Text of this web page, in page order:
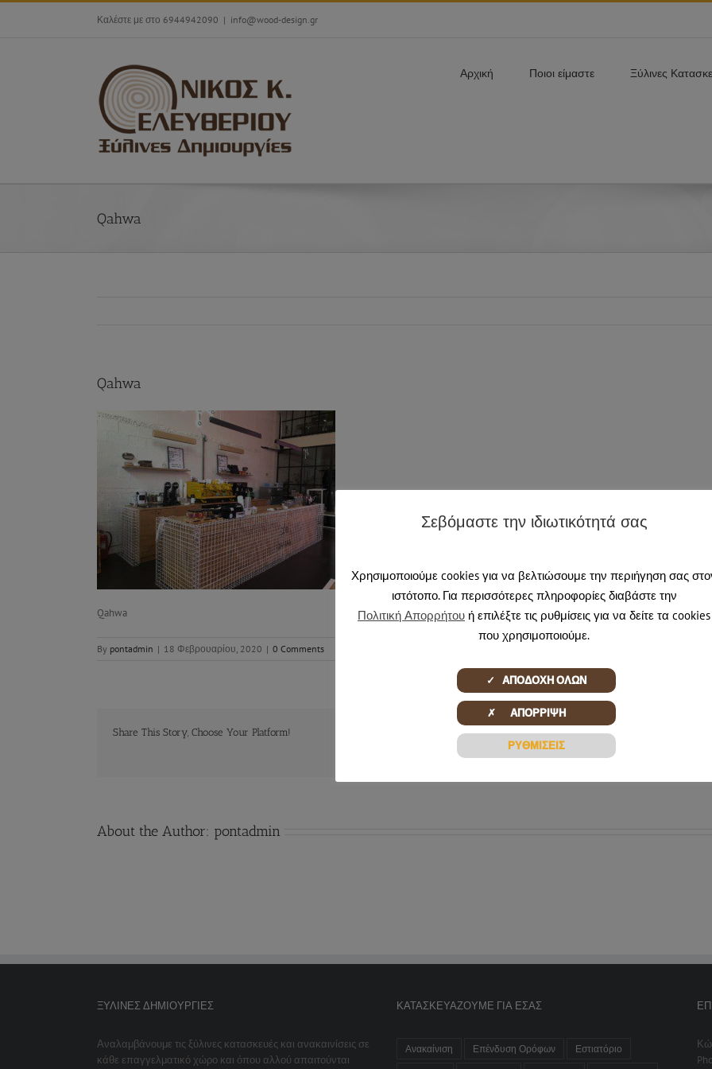
Skip
Καλέστε με στο 6944942090 | info@wood-design.gr
Αρχική Ποιοι είμαστε Ξύλινες
Qahwa
Qahwa
Qahwa
By pontadmin | 18 Φεβρουαρίου, 2020 | 0 Comments
Share This Story, Choose Your Platform!
About the Author: pontadmin
ΞΎΛΙΝΕΣ ΔΗΜΙΟΥΡΓΊΕΣ
Αναλαμβάνουμε τις ξύλινες κατασκευές και ανακαινίσεις σε
κάθε επαγγελματικό χώρο και όπου αλλού απαιτούνται
ΚΑΤΑΣΚΕΥΆΖΟΥΜΕ ΓΙΑ ΕΣΆΣ
Ανακαίνιση Επένδυση Ορόφων Εστιατόριο
Σεβόμαστε την ιδιωτικότητά σας
Χρησιμοποιούμε cookies για να βελτιώσουμε την περιήγηση σας
ιστότοπο. Για περισσότερες πληροφορίες διαβάστε την
Πολιτική Απορρήτου ή επιλέξτε τις ρυθμίσεις για να δείτε τα cookies
που χρησιμοποιούμε.
ΡΥΘΜΙΣΕΙΣ
✓ ΑΠΟΔΟΧΗ ΟΛΩΝ
✗ ΑΠΟΡΡΙΨΗ